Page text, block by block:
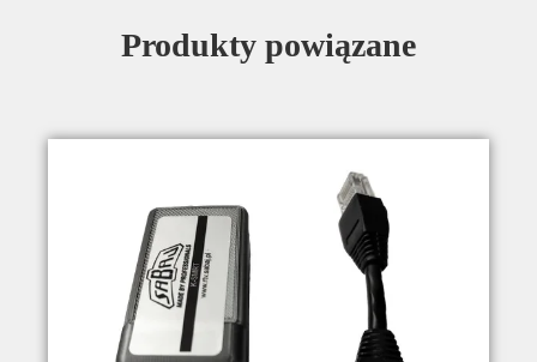
Produkty powiązane